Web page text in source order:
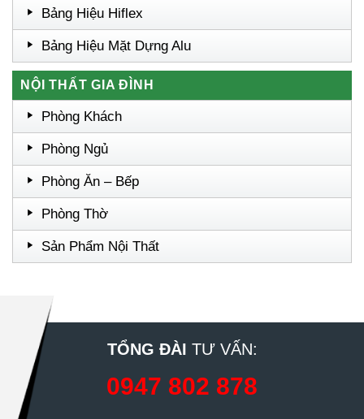
Bảng Hiệu Hiflex
Bảng Hiệu Mặt Dựng Alu
NỘI THẤT GIA ĐÌNH
Phòng Khách
Phòng Ngủ
Phòng Ăn – Bếp
Phòng Thờ
Sản Phẩm Nội Thất
TỔNG ĐÀI TƯ VẤN:
0947 802 878